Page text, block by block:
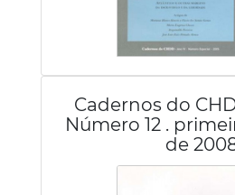
Cadernos do
Número 12 .
de